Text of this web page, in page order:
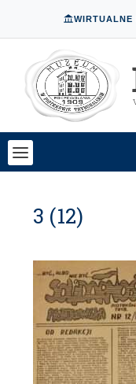
WIRTUALNE
3 (12)